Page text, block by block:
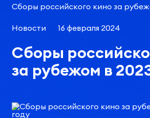
Сборы российского кино за
Новости 16 февраля 2024
Сборы
за рубежом в